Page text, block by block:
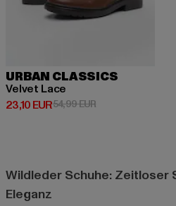
URBAN CLASSICS
Velvet Lace
23,10 EUR
Derzeitiger Preis: 23,10 EUR
54,99 EURAktionspreis: 54,99
Wildleder Schuhe: Zeitloser
Eleganz